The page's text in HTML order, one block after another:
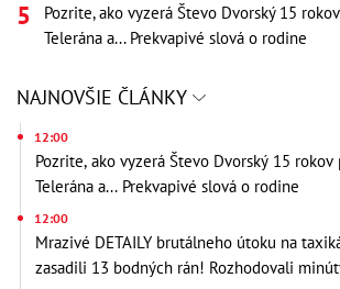
Pozrite, ako vyzerá Števo Dvorský 15
Telerána a... Prekvapivé slová o rodine
NAJNOVŠIE ČLÁNKY
12:00
Pozrite, ako vyzerá Števo Dvorský 15 rokov
Telerána a... Prekvapivé slová o rodine
12:00
Mrazivé DETAILY brutálneho útoku na
zasadili 13 bodných rán! Rozhodovali